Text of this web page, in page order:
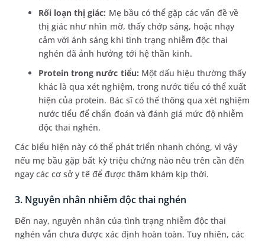
Rối loạn thị giác: Mẹ bầu có thể gặp các vấn đề về
thị giác như nhìn mờ, thấy chớp sáng, hoặc nhạy
cảm với ánh sáng khi tình trạng nhiễm độc thai
nghén đã ảnh hưởng tới hệ thần kinh.
Protein trong nước tiểu: Một dấu hiệu thường thấy
khác là qua xét nghiệm, trong nước tiểu có thể xuất
hiện của protein. Bác sĩ có thể thông qua xét nghiệm
nước tiểu để chẩn đoán và đánh giá mức độ nhiễm
độc thai nghén.
Các biểu hiện này có thể phát triển nhanh chóng, vì vậy
nếu mẹ bầu gặp bất kỳ triệu chứng nào nêu trên cần đến
ngay các cơ sở y tế để được thăm khám kịp thời.
3. Nguyên nhân nhiễm độc thai nghén
Đến nay, nguyên nhân của tình trạng nhiễm độc thai
nghén vẫn chưa được xác định hoàn toàn. Tuy nhiên, các